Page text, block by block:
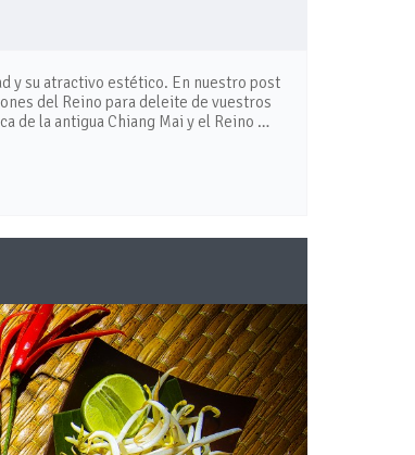
y su atractivo estético. En nuestro post
del Reino para deleite de vuestros
la antigua Chiang Mai y el Reino …